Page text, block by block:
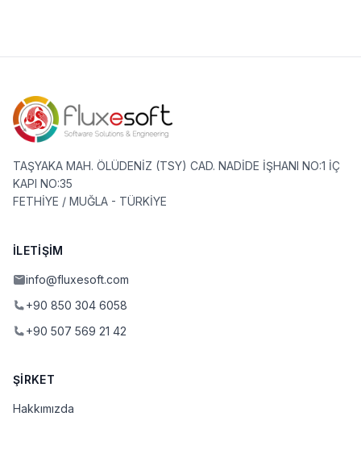
TAŞYAKA MAH. ÖLÜDENİZ (TSY) CAD. NADİDE İŞHANI NO:1 İÇ
KAPI NO:35
FETHİYE / MUĞLA - TÜRKİYE
İLETIŞIM
info@fluxesoft.com
+90 850 304 6058
+90 507 569 21 42
ŞIRKET
Hakkımızda